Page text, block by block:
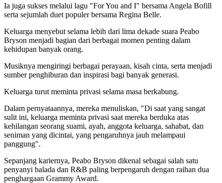
Ia juga sukses melalui lagu "For You and I" bersama Angela Bofill
serta sejumlah duet populer bersama Regina Belle.
Keluarga menyebut selama lebih dari lima dekade suara Peabo
Bryson menjadi bagian dari berbagai momen penting dalam
kehidupan banyak orang.
Musiknya mengiringi berbagai perayaan, kisah cinta, serta menjadi
sumber penghiburan dan inspirasi bagi banyak generasi.
Keluarga turut meminta privasi selama masa berkabung.
Dalam pernyataannya, mereka menuliskan, "Di saat yang sangat
sulit ini, keluarga meminta privasi saat mereka berduka atas
kehilangan seorang suami, ayah, anggota keluarga, sahabat, dan
seniman yang dicintai, yang pengaruhnya jauh melampaui
panggung".
Sepanjang kariernya, Peabo Bryson dikenal sebagai salah satu
penyanyi balada dan R&B paling berpengaruh dengan raihan dua
penghargaan Grammy Award.